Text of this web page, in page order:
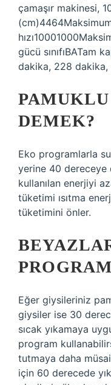
çamaşır makinesi,
gücü sınıfıBATam
dakika, 228 dakika,
DEMEK?
Eko programlarla
yerine 40 dereceye
kullanılan enerjiyi
tüketimi ısıtma
tüketimini önler.
Eğer giysileriniz
giysiler ise 30
sıcak yıkamaya
program
tutmaya daha
için 60 derecede